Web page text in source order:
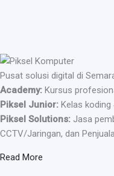
Pusat solusi digital di
Academy: Kursus
Piksel Junior: Kelas koding
Piksel Solutions: Jasa
CCTV/Jaringan, dan
Read More